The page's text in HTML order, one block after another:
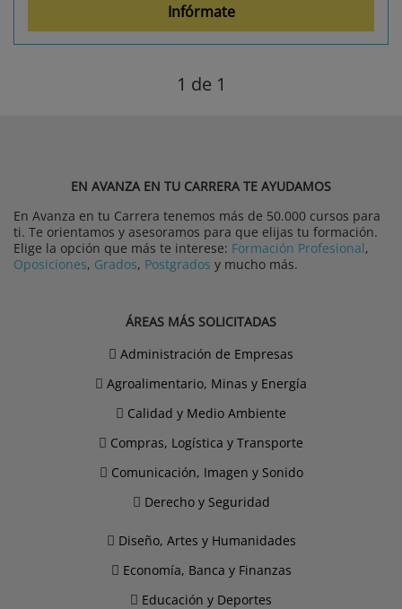
Infórmate
1 de 1
EN AVANZA EN TU CARRERA TE AYUDAMOS
En Avanza en tu Carrera tenemos más de 50.000 cursos para
ti. Te orientamos y asesoramos para que elijas tu formación.
Elige la opción que más te interese: Formación Profesional,
Oposiciones, Grados, Postgrados y mucho más.
ÁREAS MÁS SOLICITADAS
Administración de Empresas
Agroalimentario, Minas y Energía
Calidad y Medio Ambiente
Compras, Logística y Transporte
Comunicación, Imagen y Sonido
Derecho y Seguridad
Diseño, Artes y Humanidades
Economía, Banca y Finanzas
Educación y Deportes